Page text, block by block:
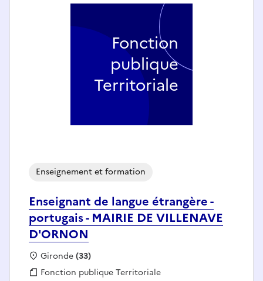
Enseignant de langue étrangère -
portugais - MAIRIE DE VILLENAVE
D'ORNON
Enseignement et formation
Localisation :
Gironde(33)
Fonction publique :
Fonction publique Territoriale
Fonction
publique
Territoriale